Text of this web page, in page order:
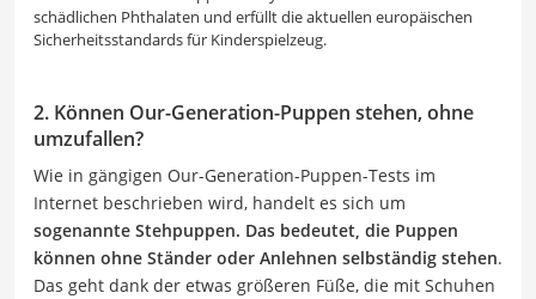
schädlichen Phthalaten und erfüllt die aktuellen europäischen
Sicherheitsstandards für Kinderspielzeug.
2. Können Our-Generation-Puppen stehen, ohne
umzufallen?
Wie in gängigen Our-Generation-Puppen-Tests im
Internet beschrieben wird, handelt es sich um
sogenannte Stehpuppen. Das bedeutet, die Puppen
können ohne Ständer oder Anlehnen selbständig stehen.
Das geht dank der etwas größeren Füße, die mit Schuhen